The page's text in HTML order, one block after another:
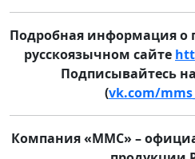
Подробная информация о
русскоязычном сайте
Подписывайтесь
(vk.com/
Компания «ММС» –